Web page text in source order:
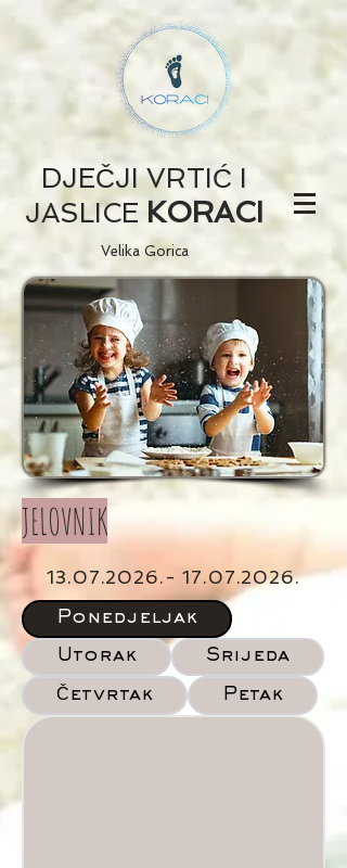
DJEČJI VRTIĆ I
JASLICE KORACI
Velika Gorica
JELOVNIK
13.07.2026.- 17.07.2026.
Ponedjeljak
Utorak Srijeda
Četvrtak Petak